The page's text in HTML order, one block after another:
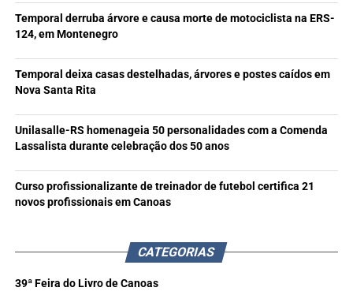
Temporal derruba árvore e causa morte de motociclista na ERS-
124, em Montenegro
Temporal deixa casas destelhadas, árvores e postes caídos em
Nova Santa Rita
Unilasalle-RS homenageia 50 personalidades com a Comenda
Lassalista durante celebração dos 50 anos
Curso profissionalizante de treinador de futebol certifica 21
novos profissionais em Canoas
CATEGORIAS
39ª Feira do Livro de Canoas